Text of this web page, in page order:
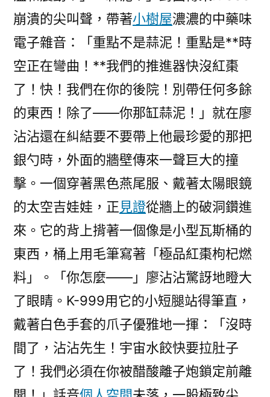
崩潰的尖叫聲，帶著小樹屋濃濃的中藥味
電子雜音：「重點不是蒜泥！重點是**時
空正在彎曲！**我們的推進器快沒紅棗
了！快！我們在你的後院！別帶任何多餘
的東西！除了——你那缸蒜泥！」就在廖
沾沾還在糾結要不要帶上他最珍愛的那把
銀勺時，外面的牆壁傳來一聲巨大的撞
擊。一個穿著黑色燕尾服、戴著太陽眼鏡
的太空吉娃娃，正見證從牆上的破洞鑽進
來。它的背上揹著一個像是小型瓦斯桶的
東西，桶上用毛筆寫著「極品紅棗枸杞燃
料」。「你怎麼——」廖沾沾驚訝地瞪大
了眼睛。K-999用它的小短腿站得筆直，
戴著白色手套的爪子優雅地一揮：「沒時
間了，沾沾先生！宇宙水餃快要拉肚子
了！我們必須在你被醋酸離子炮鎖定前離